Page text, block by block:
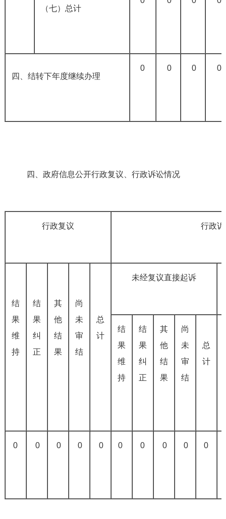
（七）总计
四、结转下年度继续办理
0 0 0 0
四、政府信息公开行政复议、行政诉讼情况
行政复议 行政
结
果
维
持
结
果
纠
正
其
他
结
果
尚
未
审
结
总
计
未经复议直接起诉
结
果
维
持
结
果
纠
正
其
他
结
果
尚
未
审
结
总
计
0 0 0 0 0 0 0 0 0 0